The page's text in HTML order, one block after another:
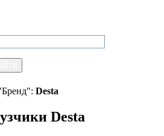
Desta
Desta